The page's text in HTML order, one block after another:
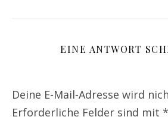
EINE ANTWORT
Deine E-Mail-Adresse wird
Erforderliche Felder sind mit *